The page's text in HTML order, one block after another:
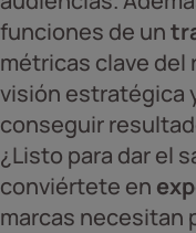
funciones de un
métricas clave
visión estratégica
conseguir
¿Listo para dar el
conviértete en
marcas necesitan